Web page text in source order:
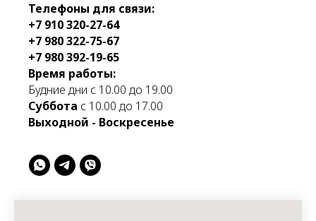
Телефоны для связи:
+7 910 320-27-64
+7 980 322-75-67
+7 980 392-19-65
Время работы:
Будние дни с 10.00 до 19.00
Суббота с 10.00 до 17.00
Выходной - Воскресенье